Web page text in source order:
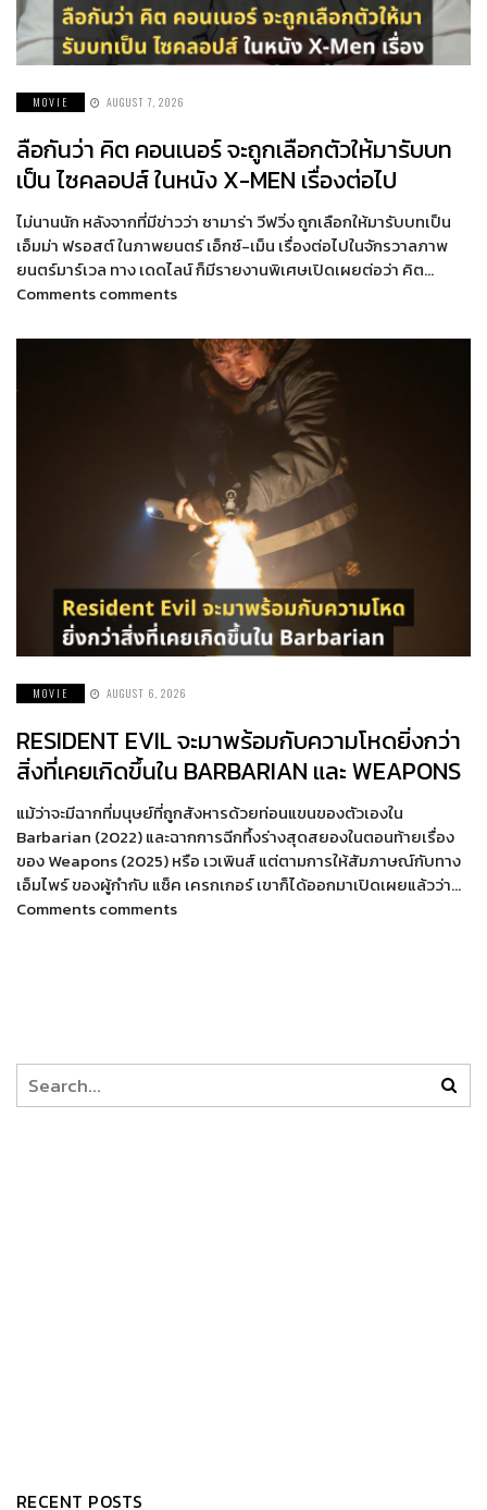
MOVIE AUGUST 7, 2026
ลือกันว่า คิต คอนเนอร์ จะถูกเลือกตัวให้มารับบท
เป็น ไซคลอปส์ ในหนัง X-MEN เรื่องต่อไป
ไม่นานนัก หลังจากที่มีข่าวว่า ซามาร่า วีฟวิ่ง ถูกเลือกให้มารับบทเป็น
เอ็มม่า ฟรอสต์ ในภาพยนตร์ เอ็กซ์-เม็น เรื่องต่อไปในจักรวาลภาพ
ยนตร์มาร์เวล ทาง เดดไลน์ ก็มีรายงานพิเศษเปิดเผยต่อว่า คิต…
Comments comments
MOVIE AUGUST 6, 2026
RESIDENT EVIL จะมาพร้อมกับความโหดยิ่งกว่า
สิ่งที่เคยเกิดขึ้นใน BARBARIAN และ WEAPONS
แม้ว่าจะมีฉากที่มนุษย์ที่ถูกสังหารด้วยท่อนแขนของตัวเองใน
Barbarian (2022) และฉากการฉีกทึ้งร่างสุดสยองในตอนท้ายเรื่อง
ของ Weapons (2025) หรือ เวเพินส์ แต่ตามการให้สัมภาษณ์กับทาง
เอ็มไพร์ ของผู้กำกับ แซ็ค เครกเกอร์ เขาก็ได้ออกมาเปิดเผยแล้วว่า…
Comments comments
RECENT POSTS